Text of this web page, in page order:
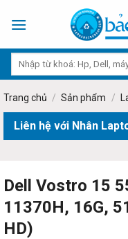
Trang chủ / Sản phẩm /
Liên hệ với Nhân
Dell Vostro 15
11370H, 16G,
HD)